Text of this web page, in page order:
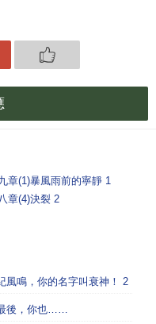
章(1)暴風雨前的寧靜 1
章(4)決裂 2
風鳴，你的名字叫衰神！ 2
後，你也……